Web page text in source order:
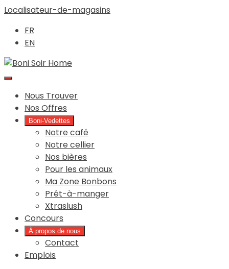
Passer
contenu
Localisateur-de-magasins
FR
EN
Main
Menu
Nous Trouver
Nos Offres
Boni-Vedettes
Notre café
Notre cellier
Nos bières
Pour les animaux
Ma Zone Bonbons
Prêt-à-manger
Xtraslush
Concours
À propos de nous
Contact
Emplois